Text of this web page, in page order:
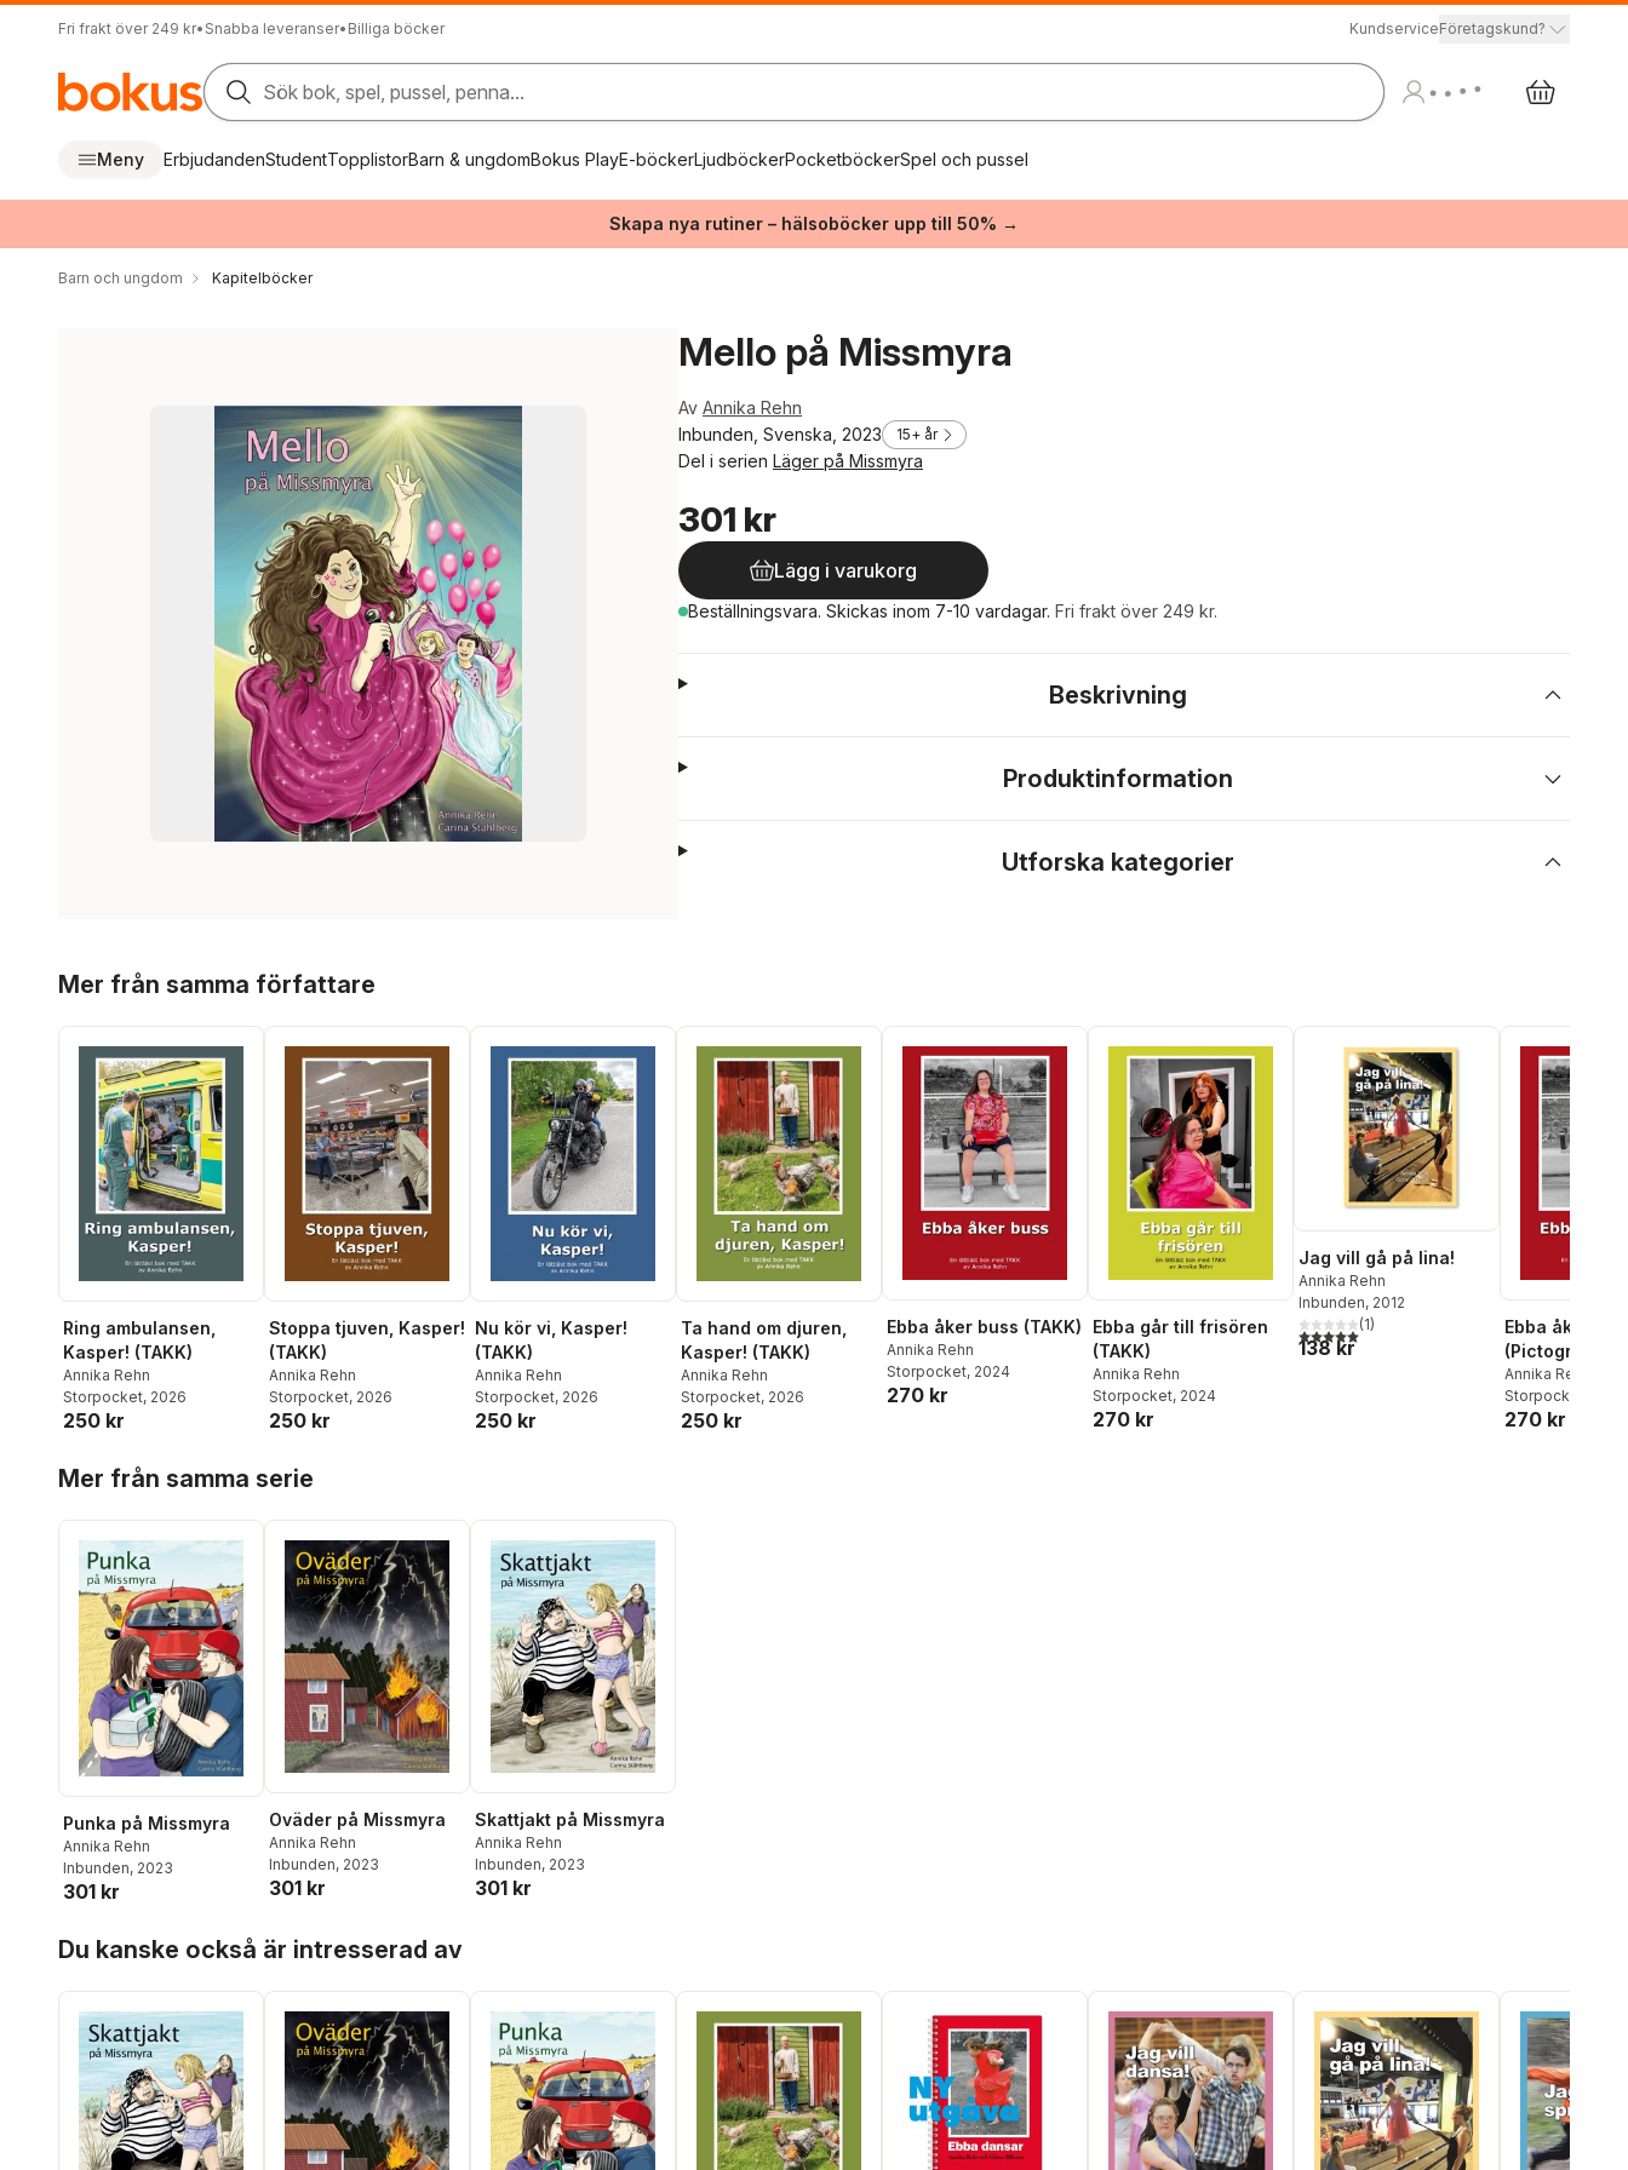
Fri frakt över 249 kr• Snabba leveranser• Billiga böcker KundserviceFöretagskund?
Sök bok, spel, pussel, penna...
Meny ErbjudandenStudentTopplistorBarn & ungdomBokus PlayE-böckerLjudböckerPocketböckerSpel och pussel
Skapa nya rutiner – hälsoböcker upp till 50% →
Barn och ungdom Kapitelböcker
Mello på Missmyra
Av Annika Rehn
Inbunden, Svenska, 2023
15+ år
Del i serien Läger på Missmyra
301 kr
Lägg i varukorg
Beställningsvara. Skickas inom 7-10 vardagar. Fri frakt över 249 kr.
Beskrivning
Produktinformation
Utforska kategorier
Mer från samma författare
Ring ambulansen,
Kasper! (TAKK)
Annika Rehn
Storpocket, 2026
250 kr
Stoppa tjuven, Kasper!
(TAKK)
Annika Rehn
Storpocket, 2026
250 kr
Nu kör vi, Kasper!
(TAKK)
Annika Rehn
Storpocket, 2026
250 kr
Ta hand om djuren,
Kasper! (TAKK)
Annika Rehn
Storpocket, 2026
250 kr
Ebba åker buss (TAKK)
Annika Rehn
Storpocket, 2024
270 kr
Ebba går till frisören
(TAKK)
Annika Rehn
Storpocket, 2024
270 kr
Jag vill gå på lina!
Annika Rehn
Inbunden, 2012
5,0utav 5 stjärnor. Totalt antal röster:
(1)
138 kr
Ebba åker
(Pictogram)
Annika Rehn
Storpocket
270 kr
Mer från samma serie
Punka på Missmyra
Annika Rehn
Inbunden, 2023
301 kr
Oväder på Missmyra
Annika Rehn
Inbunden, 2023
301 kr
Skattjakt på Missmyra
Annika Rehn
Inbunden, 2023
301 kr
Du kanske också är intresserad av